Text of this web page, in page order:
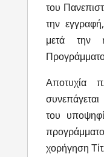
του
την
μετά την
Αποτυχία
του
χορήγηση